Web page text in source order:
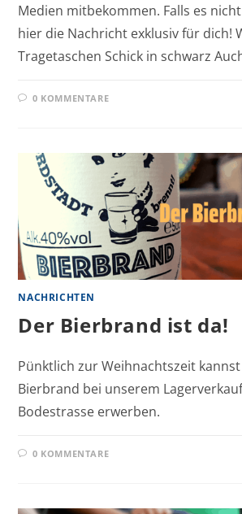
Medien mitbekommen. Falls es
hier die Nachricht exklusiv für dich!
Tragetaschen Schick in schwarz
0 KOMMENTARE
NACHRICHTEN
Der Bierbrand ist da!
Pünktlich zur Weihnachtszeit
Bierbrand bei unserem
Bodestrasse erwerben.
0 KOMMENTARE